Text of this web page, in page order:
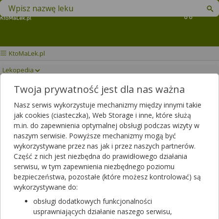
Koszyk
Znajdź lek w swojej okolicy
KtoMaLek.pl
Lekopedia
VERPIN Drukuj/Zapisz
Verpin
Twoja prywatność jest dla nas ważna
Nasz serwis wykorzystuje mechanizmy między innymi takie
jak cookies (ciasteczka), Web Storage i inne, które służą
m.in. do zapewnienia optymalnej obsługi podczas wizyty w
naszym serwisie. Powyższe mechanizmy mogą być
wykorzystywane przez nas jak i przez naszych partnerów.
Część z nich jest niezbędna do prawidłowego działania
serwisu, w tym zapewnienia niezbędnego poziomu
bezpieczeństwa, pozostałe (które możesz kontrolować) są
wykorzystywane do:
obsługi dodatkowych funkcjonalności
usprawniających działanie naszego serwisu,